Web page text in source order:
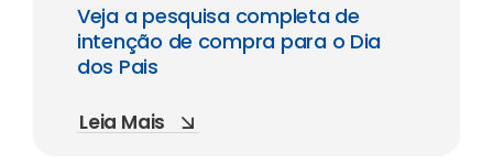
Veja a pesquisa completa de
intenção de compra para o Dia
dos Pais
Leia Mais